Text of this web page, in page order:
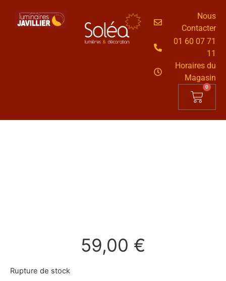
Nous
Contacter
01 60 07 71
11
Horaires du
Magasin
0
59,00 €
Rupture de stock